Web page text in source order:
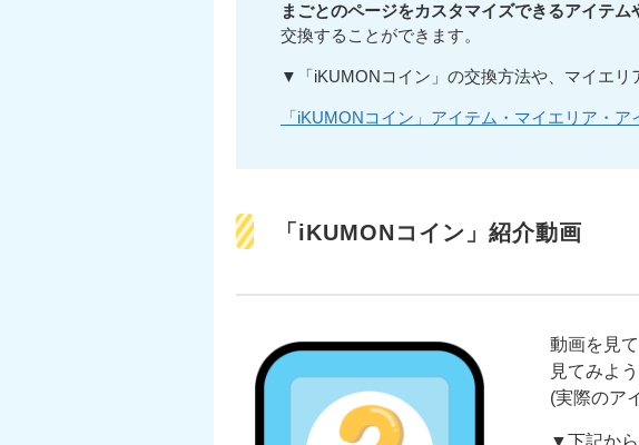
まごとのページをカスタマイズできるアイテ
交換することができます。
▼「iKUMONコイン」の交換方法や、マイエリ
「iKUMONコイン」アイテム・マイエリア・ア
「iKUMONコイン」紹介動画
動画を見
見てみよう
(実際のア
▼下記か